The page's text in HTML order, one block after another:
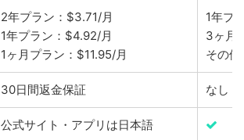
2年プラン：$3.71/月
1年プラン：$4.92/月
1ヶ月プラン：$11.95/月
1年プ
3ヶ月
その
30日間返金保証 なし
公式サイト・アプリは日本語